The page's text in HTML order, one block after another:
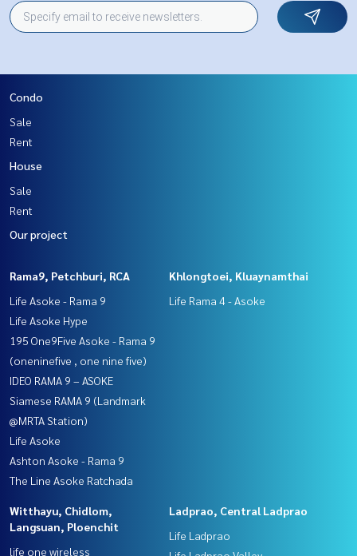
Condo
Sale
Rent
House
Sale
Rent
Our project
Rama9, Petchburi, RCA
Life Asoke - Rama 9
Life Asoke Hype
195 One9Five Asoke - Rama 9
(oneninefive , one nine five)
IDEO RAMA 9 – ASOKE
Siamese RAMA 9 (Landmark
@MRTA Station)
Life Asoke
Ashton Asoke - Rama 9
The Line Asoke Ratchada
Khlongtoei, Kluaynamthai
Life Rama 4 - Asoke
Witthayu, Chidlom,
Langsuan, Ploenchit
life one wireless
Ladprao, Central Ladprao
Life Ladprao